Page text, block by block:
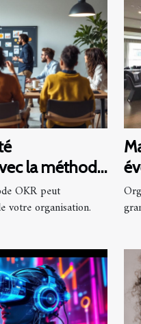
la méthode
OKR peut
votre organisation.